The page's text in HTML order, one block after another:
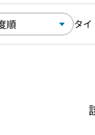
タイ